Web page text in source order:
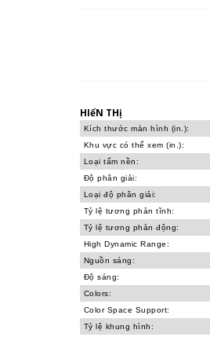
HIểN THị
Kích thước màn hình (in.):
Khu vực có thể xem (in.):
Loại tấm nền:
Độ phân giải:
Loại độ phân giải:
Tỷ lệ tương phản tĩnh:
Tỷ lệ tương phản động:
High Dynamic Range:
Nguồn sáng:
Độ sáng:
Colors:
Color Space Support:
Tỷ lệ khung hình: